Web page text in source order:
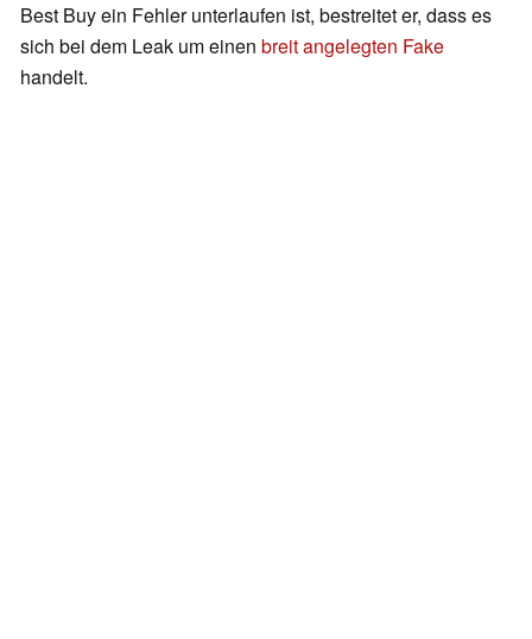
Best Buy ein Fehler unterlaufen ist, bestreitet er, dass es
sich bei dem Leak um einen breit angelegten Fake
handelt.